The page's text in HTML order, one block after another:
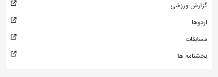
گزارش ورزشی
اردوها
مسابقات
بخشنامه ها